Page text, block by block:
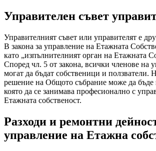
Управителен съвет
Управителният съвет или управителят е
В закона за управление на Етажната
като „изпълнителният орган на Етажната
Според чл. 5 от закона, всички членове на
могат да бъдат собственици и ползватели.
решение на Общото събрание може да бъде
която да се занимава професионално с
Етажната собственост.
Разходи и ремонтни
управление на Етажна